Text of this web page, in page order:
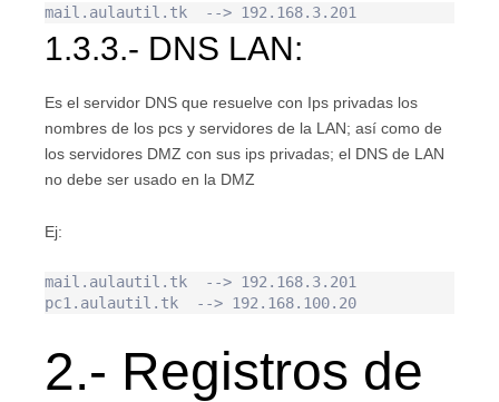
mail.aulautil.tk  --> 192.168.3.201
1.3.3.- DNS LAN:
Es el servidor DNS que resuelve con Ips privadas los
nombres de los pcs y servidores de la LAN; así como de
los servidores DMZ con sus ips privadas; el DNS de LAN
no debe ser usado en la DMZ
Ej:
mail.aulautil.tk  --> 192.168.3.201
pc1.aulautil.tk  --> 192.168.100.20
2.- Registros de